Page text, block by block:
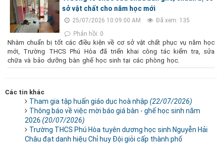
sở vật chất cho năm học mới
25/07/2026 10:09:00 AM
Đã xem: 135
Phản hồi: 0
Nhằm chuẩn bị tốt các điều kiện về cơ sở vật chất phục vụ năm học
mới, Trường THCS Phú Hòa đã triển khai công tác kiểm tra, sửa
chữa và bảo dưỡng bàn ghế học sinh tại các phòng học.
Các tin khác
Tham gia tập huấn giáo dục hoà nhập (22/07/2026)
Thông báo về việc mời báo giá bàn - ghế học sinh năm
2026 (20/07/2026)
Trường THCS Phú Hòa tuyên dương học sinh Nguyễn Hải
Châu đạt danh hiệu Chỉ huy Đội giỏi cấp thành phố